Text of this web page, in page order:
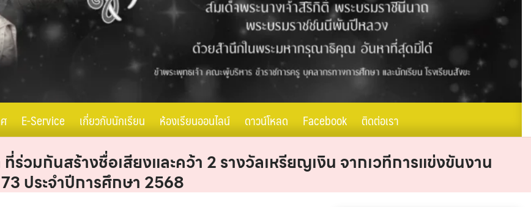
E-Service เกี่ยวกับนักเรียน ห้องเรียนออนไลน์ ดาวน์โหลด Facebook ติดต่อเรา
วมกันสร้างชื่อเสียงและคว้า 2 รางวัลเหรียญเงิน จากเวทีการแข่งขันงาน
ประจำปีการศึกษา 2568